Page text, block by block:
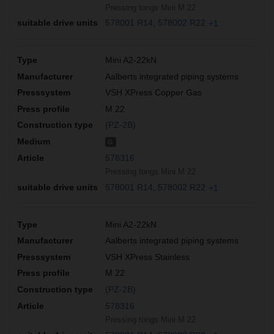
578001 R14 578002 R22 +1
Mini A2-22kN
Aalberts integrated piping systems
VSH XPress Copper Gas
M 22
(PZ-2B)
578316
578001 R14 578002 R22 +1
Mini A2-22kN
Aalberts integrated piping systems
VSH XPress Stainless
M 22
(PZ-2B)
578316